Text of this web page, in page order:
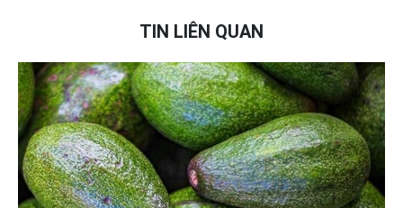
TIN LIÊN QUAN